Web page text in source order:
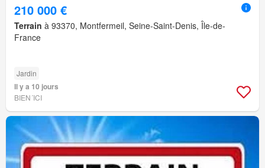
210 000 €
Terrain à 93370, Montfermeil, Seine-Saint-Denis, Île-de-
France
Jardin
Il y a 10 jours
BIEN´ICI